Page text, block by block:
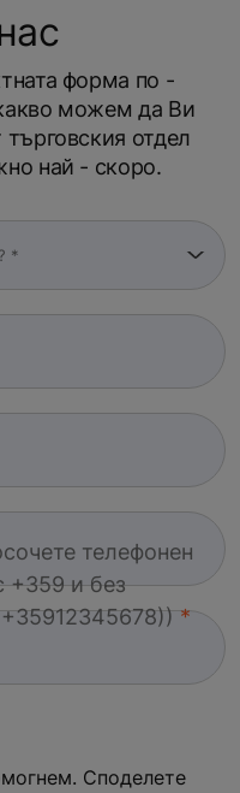
форма по -
можем да Ви
отдел
най - скоро.
телефонен
+359 и без
Споделете